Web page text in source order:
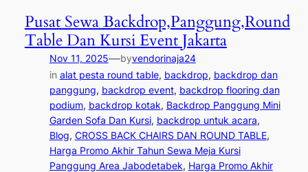
Pusat Sewa Backdrop,Panggung,Round
Table Dan Kursi Event Jakarta
Nov 11, 2025—byvendorinaja24
in alat pesta round table, backdrop, backdrop dan
panggung, backdrop event, backdrop flooring dan
podium, backdrop kotak, Backdrop Panggung Mini
Garden Sofa Dan Kursi, backdrop untuk acara
Blog, CROSS BACK CHAIRS DAN ROUND TABLE
Harga Promo Akhir Tahun Sewa Meja Kursi
Panggung Area Jabodetabek, Harga Promo Akhir